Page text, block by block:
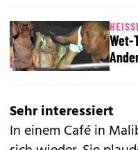
Wet-
Sehr interessiert
In einem Café in